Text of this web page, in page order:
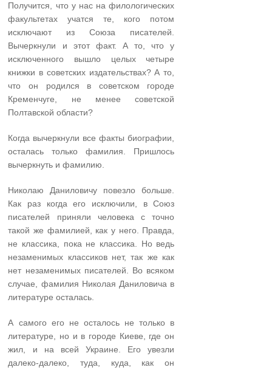
Получится, что у нас на филологических
факульте­тах учатся те, кого потом
исключают из Союза писателей.
Вычеркнули и этот факт. А то, что у
исключенного вышло целых четыре
книжки в советских издательствах? А то,
что он родился в советском городе
Кременчуге, не менее советской
Полтавской области?
Когда вычеркнули все факты биографии,
осталась только фамилия. Пришлось
вычеркнуть и фамилию.
Николаю Даниловичу повезло больше.
Как раз когда его исключили, в Союз
писателей приняли человека с точно
такой же фамилией, как у него. Правда,
не классика, пока не классика. Но ведь
незаменимых классиков нет, так же как
нет незаменимых писателей. Во всяком
случае, фамилия Николая Даниловича в
литературе осталась.
А самого его не осталось не только в
литературе, но и в городе Киеве, где он
жил, и на всей Украине. Его увезли
далеко-далеко, туда, куда, как он